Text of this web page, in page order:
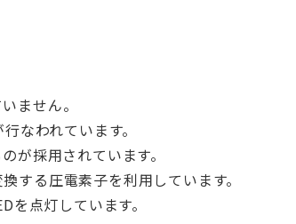
ません。
なわれています。
が採用されています。
する圧電素子を利用しています。
点灯しています。